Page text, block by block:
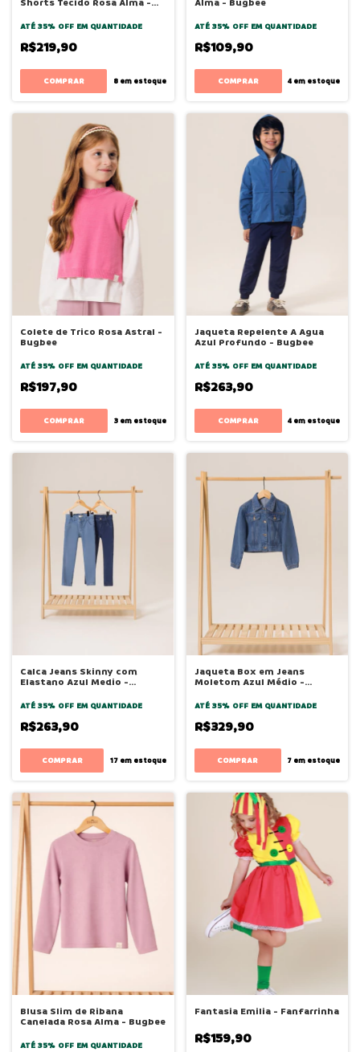
Shorts Tecido Rosa Alma -
ATÉ 35% OFF EM QUANTIDADE
R$219,90
COMPRAR 8em estoque
Alma - Bugbee
ATÉ 35% OFF EM QUANTIDADE
R$109,90
COMPRAR 4 em estoque
Colete de Trico Rosa Astral -
Bugbee
ATÉ 35% OFF EM QUANTIDADE
R$197,90
COMPRAR 3em estoque
Jaqueta Repelente A Agua
Azul Profundo - Bugbee
ATÉ 35% OFF EM QUANTIDADE
R$263,90
COMPRAR 4 em estoque
Calca Jeans Skinny com
Elastano Azul Medio -
ATÉ 35% OFF EM QUANTIDADE
R$263,90
COMPRAR 17em estoque
Jaqueta Box em Jeans
Moletom Azul Médio -
ATÉ 35% OFF EM QUANTIDADE
R$329,90
COMPRAR 7 em estoque
Blusa Slim de Ribana
Canelada Rosa Alma - Bugbee
ATÉ 35% OFF EM QUANTIDADE
Fantasia Emilia - Fanfarrinha
R$159,90